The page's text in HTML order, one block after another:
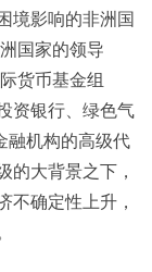
境影响的非洲国
国家的领导
货币基金组
银行、 绿色气
融机构的高级代
的大背景之下，
不确定性上升，